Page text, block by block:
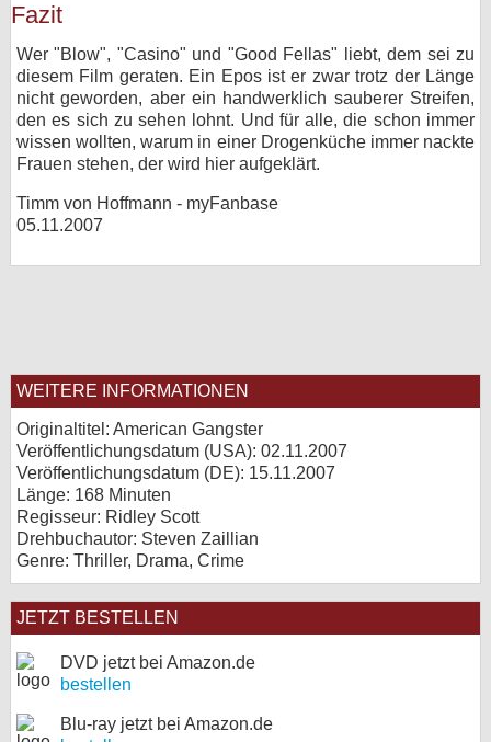
Fazit
Wer "Blow", "Casino" und "Good Fellas" liebt, dem sei zu
diesem Film geraten. Ein Epos ist er zwar trotz der Länge
nicht geworden, aber ein handwerklich sauberer Streifen,
den es sich zu sehen lohnt. Und für alle, die schon immer
wissen wollten, warum in einer Drogenküche immer nackte
Frauen stehen, der wird hier aufgeklärt.
Timm von Hoffmann - myFanbase
05.11.2007
WEITERE INFORMATIONEN
Originaltitel: American Gangster
Veröffentlichungsdatum (USA): 02.11.2007
Veröffentlichungsdatum (DE): 15.11.2007
Länge: 168 Minuten
Regisseur: Ridley Scott
Drehbuchautor: Steven Zaillian
Genre: Thriller, Drama, Crime
JETZT BESTELLEN
DVD jetzt bei Amazon.de
bestellen
Blu-ray jetzt bei Amazon.de